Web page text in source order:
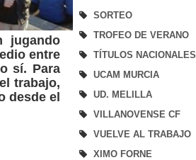
SORTEO
TROFEO DE VERANO
TÍTULOS NACIONALES
UCAM MURCIA
UD. MELILLA
VILLANOVENSE CF
VUELVE AL TRABAJO
XIMO FORNE
jugando
entre
sí. Para
trabajo,
desde el